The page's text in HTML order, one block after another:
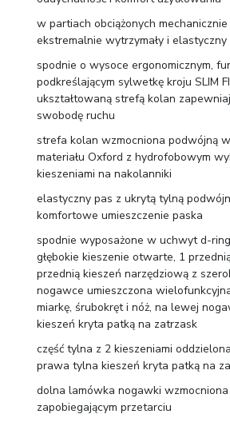
w partiach obciążonych
ekstremalnie wytrzymały i
spodnie o wysoce ergonomicznym,
podkreślającym sylwetkę kroju SLIM
ukształtowaną strefą kolan
swobodę ruchu
strefa kolan wzmocniona podwójną
materiału Oxford z hydrofobowym
kieszeniami na nakolanniki
elastyczny pas z ukrytą tylną
komfortowe umieszczenie paska
spodnie wyposażone w uchwyt d-
głębokie kieszenie otwarte, 1
przednią kieszeń narzędziową z
nogawce umieszczona
miarkę, śrubokręt i nóż, na lewej
kieszeń kryta patką na zatrzask
część tylna z 2 kieszeniami
prawa tylna kieszeń kryta patką na
dolna lamówka nogawki wzmocniona
zapobiegającym przetarciu